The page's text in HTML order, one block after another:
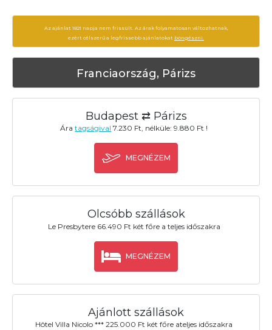
Az ajánlat 1821 napja nem frissült. Az árak folyamatosan változhatnak,
ezért célszerű a legfrissebb ajánlatokat böngészni.
Franciaország, Párizs
Budapest ⇄ Párizs
Áratagságival 7.230 Ft, nélküle: 9.880 Ft !
MEGNÉZEM
Olcsóbb szállások
Le Presbytere 66.490 Ft két főre a teljes időszakra
MEGNÉZEM
Ajánlott szállások
Hôtel Villa Nicolo *** 225.000 Ft két főre ateljes időszakra